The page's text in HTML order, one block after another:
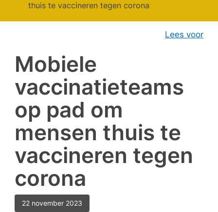
thuis te vaccineren tegen corona
Lees voor
Mobiele
vaccinatieteams
op pad om
mensen thuis te
vaccineren tegen
corona
22 november 2023